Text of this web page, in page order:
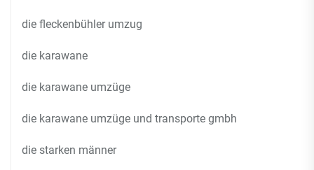
die fleckenbühler umzug
die karawane
die karawane umzüge
die karawane umzüge und transporte gmbh
die starken männer